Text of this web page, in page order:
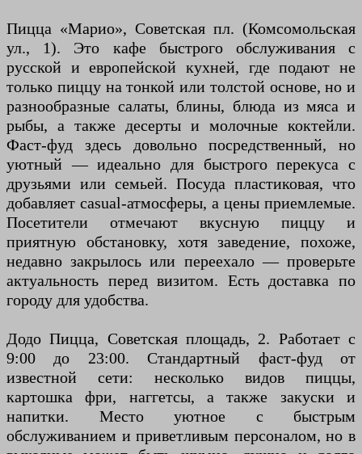
Пицца «Марио», Советская пл. (Комсомольская
ул., 1). Это кафе быстрого обслуживания с
русской и европейской кухней, где подают не
только пиццу на тонкой или толстой основе, но и
разнообразные салаты, блины, блюда из мяса и
рыбы, а также десерты и молочные коктейли.
Фаст-фуд здесь довольно посредственный, но
уютный — идеально для быстрого перекуса с
друзьями или семьей. Посуда пластиковая, что
добавляет casual-атмосферы, а цены приемлемые.
Посетители отмечают вкусную пиццу и
приятную обстановку, хотя заведение, похоже,
недавно закрылось или переехало — проверьте
актуальность перед визитом. Есть доставка по
городу для удобства.
Додо Пицца, Советская площадь, 2. Работает с
9:00 до 23:00. Стандартный фаст-фуд от
известной сети: несколько видов пиццы,
картошка фри, наггетсы, а также закуски и
напитки. Место уютное с быстрым
обслуживанием и приветливым персоналом, но в